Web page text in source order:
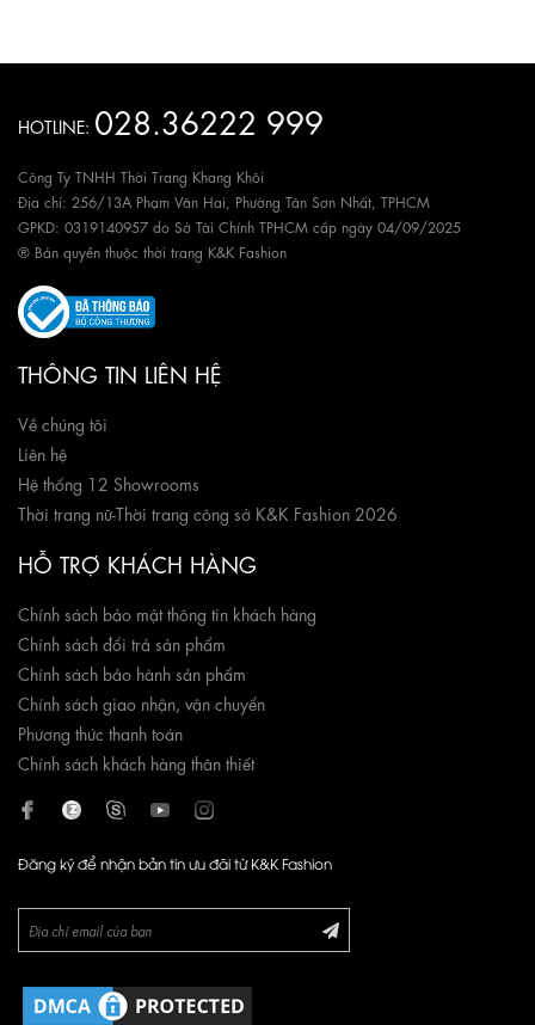
HOTLINE: 028.36222 999
Công Ty TNHH Thời Trang Khang Khôi
Địa chỉ: 256/13A Phạm Văn Hai, Phường Tân Sơn Nhất, TPHCM
GPKD: 0319140957 do Sở Tài Chính TPHCM cấp ngày 04/09/2025
® Bản quyền thuộc thời trang K&K Fashion
THÔNG TIN LIÊN HỆ
Về chúng tôi
Liên hệ
Hệ thống 12 Showrooms
Thời trang nữ-Thời trang công sở K&K Fashion 2026
HỖ TRỢ KHÁCH HÀNG
Chính sách bảo mật thông tin khách hàng
Chính sách đổi trả sản phẩm
Chính sách bảo hành sản phẩm
Chính sách giao nhận, vận chuyển
Phương thức thanh toán
Chính sách khách hàng thân thiết
Đăng ký để nhận bản tin ưu đãi từ K&K Fashion